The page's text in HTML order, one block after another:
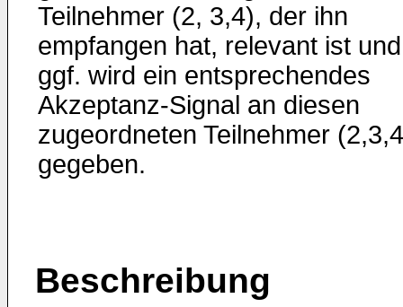
Teilnehmer (2, 3,4), der ihn
empfangen hat, relevant ist und
ggf. wird ein entsprechendes
Akzeptanz-Signal an diesen
zugeordneten Teilnehmer
gegeben.
Beschreibung